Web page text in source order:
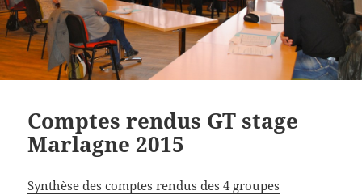
Comptes rendus GT stage
Marlagne 2015
Synthèse des comptes rendus des 4 groupes